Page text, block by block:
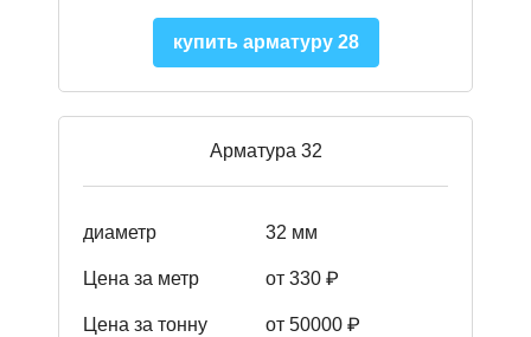
купить арматуру 28
Арматура 32
диаметр 32 мм
Цена за метр от 330 ₽
Цена за тонну от 50000 ₽